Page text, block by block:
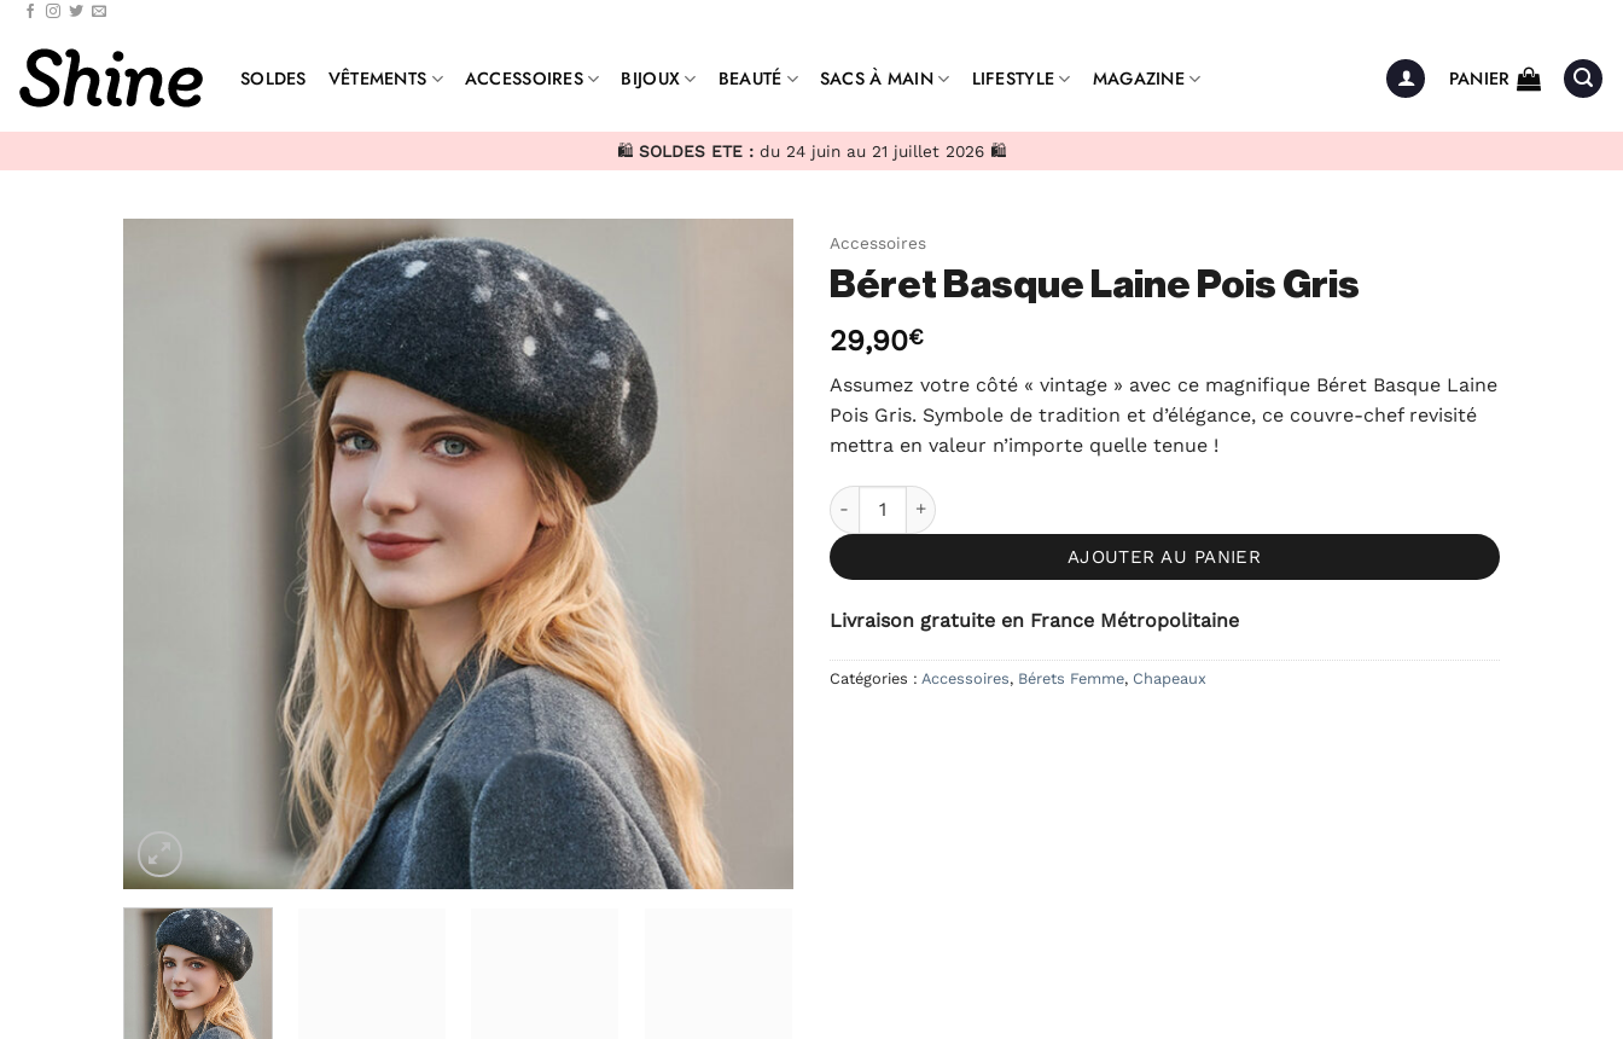
Passer
contenu
SOLDES VÊTEMENTS ACCESSOIRES BIJOUX BEAUTÉ SACS À MAIN LIFESTYLE MAGAZINE PANIER
🛍️ SOLDES ETE : du 24 juin au 21 juillet 2026 🛍️
Accessoires
Béret Basque Laine Pois Gris
29,90€
Assumez votre côté « vintage » avec ce magnifique Béret Basque Laine
Pois Gris. Symbole de tradition et d’élégance, ce couvre-chef revisité
mettra en valeur n’importe quelle tenue !
quantité de Béret Basque Laine Pois Gris
AJOUTER AU PANIER
Livraison gratuite en France Métropolitaine
Catégories : Accessoires, Bérets Femme, Chapeaux